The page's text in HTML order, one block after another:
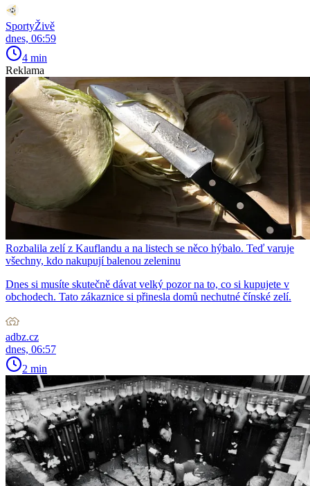
SportyŽivě
dnes, 06:59
4 min
Reklama
Rozbalila zelí z Kauflandu a na listech se něco hýbalo. Teď varuje
všechny, kdo nakupují balenou zeleninu
Dnes si musíte skutečně dávat velký pozor na to, co si kupujete v
obchodech. Tato zákaznice si přinesla domů nechutné čínské zelí.
adbz.cz
dnes, 06:57
2 min